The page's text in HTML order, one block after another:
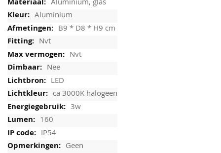
Aluminium
B9 * D8 * H9 cm
Nvt
Nvt
Nee
LED
ca 3000K halogeen
3w
160
IP54
Geen